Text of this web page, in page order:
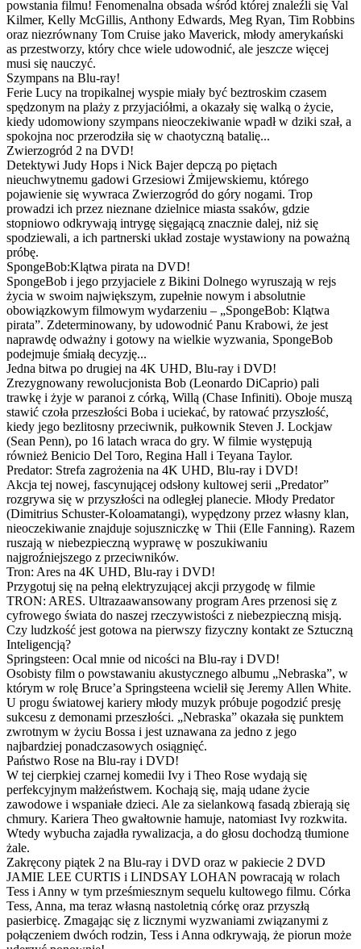
powstania filmu! Fenomenalna obsada wśród której znaleźli się Val
Kilmer, Kelly McGillis, Anthony Edwards, Meg Ryan, Tim Robbins
oraz niezrównany Tom Cruise jako Maverick, młody amerykański
as przestworzy, który chce wiele udowodnić, ale jeszcze więcej
musi się nauczyć.
Szympans na Blu-ray!
Ferie Lucy na tropikalnej wyspie miały być beztroskim czasem
spędzonym na plaży z przyjaciółmi, a okazały się walką o życie,
kiedy udomowiony szympans nieoczekiwanie wpadł w dziki szał, a
spokojna noc przerodziła się w chaotyczną batalię...
Zwierzogród 2 na DVD!
Detektywi Judy Hops i Nick Bajer depczą po piętach
nieuchwytnemu gadowi Grzesiowi Żmijewskiemu, którego
pojawienie się wywraca Zwierzogród do góry nogami. Trop
prowadzi ich przez nieznane dzielnice miasta ssaków, gdzie
stopniowo odkrywają intrygę sięgającą znacznie dalej, niż się
spodziewali, a ich partnerski układ zostaje wystawiony na poważną
próbę.
SpongeBob:Klątwa pirata na DVD!
SpongeBob i jego przyjaciele z Bikini Dolnego wyruszają w rejs
życia w swoim największym, zupełnie nowym i absolutnie
obowiązkowym filmowym wydarzeniu – „SpongeBob: Klątwa
pirata”. Zdeterminowany, by udowodnić Panu Krabowi, że jest
naprawdę odważny i gotowy na wielkie wyzwania, SpongeBob
podejmuje śmiałą decyzję...
Jedna bitwa po drugiej na 4K UHD, Blu-ray i DVD!
Zrezygnowany rewolucjonista Bob (Leonardo DiCaprio) pali
trawkę i żyje w paranoi z córką, Willą (Chase Infiniti). Oboje muszą
stawić czoła przeszłości Boba i uciekać, by ratować przyszłość,
kiedy jego bezlitosny przeciwnik, pułkownik Steven J. Lockjaw
(Sean Penn), po 16 latach wraca do gry. W filmie występują
również Benicio Del Toro, Regina Hall i Teyana Taylor.
Predator: Strefa zagrożenia na 4K UHD, Blu-ray i DVD!
Akcja tej nowej, fascynującej odsłony kultowej serii „Predator”
rozgrywa się w przyszłości na odległej planecie. Młody Predator
(Dimitrius Schuster-Koloamatangi), wypędzony przez własny klan,
nieoczekiwanie znajduje sojuszniczkę w Thii (Elle Fanning). Razem
ruszają w niebezpieczną wyprawę w poszukiwaniu
najgroźniejszego z przeciwników.
Tron: Ares na 4K UHD, Blu-ray i DVD!
Przygotuj się na pełną elektryzującej akcji przygodę w filmie
TRON: ARES. Ultrazaawansowany program Ares przenosi się z
cyfrowego świata do naszej rzeczywistości z niebezpieczną misją.
Czy ludzkość jest gotowa na pierwszy fizyczny kontakt ze Sztuczną
Inteligencją?
Springsteen: Ocal mnie od nicości na Blu-ray i DVD!
Osobisty film o powstawaniu akustycznego albumu „Nebraska”, w
którym w rolę Bruce’a Springsteena wcielił się Jeremy Allen White.
U progu światowej kariery młody muzyk próbuje pogodzić presję
sukcesu z demonami przeszłości. „Nebraska” okazała się punktem
zwrotnym w życiu Bossa i jest uznawana za jedno z jego
najbardziej ponadczasowych osiągnięć.
Państwo Rose na Blu-ray i DVD!
W tej cierpkiej czarnej komedii Ivy i Theo Rose wydają się
perfekcyjnym małżeństwem. Kochają się, mają udane życie
zawodowe i wspaniałe dzieci. Ale za sielankową fasadą zbierają się
chmury. Kariera Theo gwałtownie hamuje, natomiast Ivy rozkwita.
Wtedy wybucha zajadła rywalizacja, a do głosu dochodzą tłumione
żale.
Zakręcony piątek 2 na Blu-ray i DVD oraz w pakiecie 2 DVD
JAMIE LEE CURTIS i LINDSAY LOHAN powracają w rolach
Tess i Anny w tym prześmiesznym sequelu kultowego filmu. Córka
Tess, Anna, ma teraz własną nastoletnią córkę oraz przyszłą
pasierbicę. Zmagając się z licznymi wyzwaniami związanymi z
połączeniem dwóch rodzin, Tess i Anna odkrywają, że piorun może